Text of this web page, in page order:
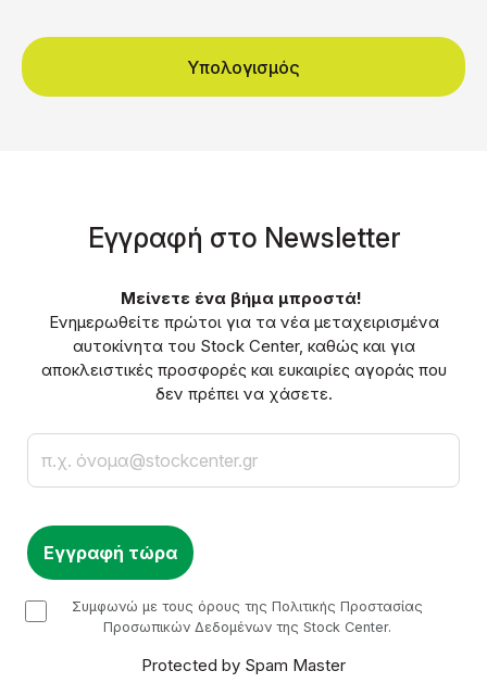
Υπολογισμός
Eγγραφή στο Νewsletter
Μείνετε ένα βήμα μπροστά!
Ενημερωθείτε πρώτοι για τα νέα μεταχειρισμένα
αυτοκίνητα του Stock Center, καθώς και για
αποκλειστικές προσφορές και ευκαιρίες αγοράς που
δεν πρέπει να χάσετε.
checkbox
Συμφωνώ με τους όρους της Πολιτικής Προστασίας
Προσωπικών Δεδομένων της Stock Center.
Protected by Spam Master